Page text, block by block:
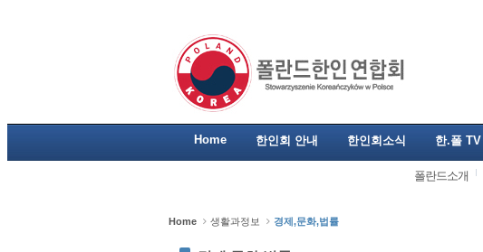
Home 한인회 안내 한인회소식 한.폴 TV
폴란드소개
Home 생활과정보 경제,문화,법률